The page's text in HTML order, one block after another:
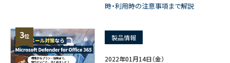
時・利用時の注意事項まで解説
3位 製品情報
2022年01月14日（金）